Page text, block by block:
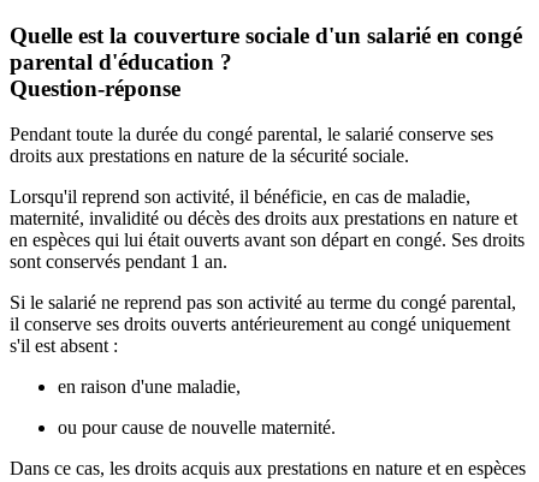
Quelle est la couverture sociale d'un salarié en congé
parental d'éducation ?
Question-réponse
Pendant toute la durée du congé parental, le salarié conserve ses
droits aux prestations en nature de la sécurité sociale.
Lorsqu'il reprend son activité, il bénéficie, en cas de maladie,
maternité, invalidité ou décès des droits aux prestations en nature et
en espèces qui lui était ouverts avant son départ en congé. Ses droits
sont conservés pendant 1 an.
Si le salarié ne reprend pas son activité au terme du congé parental,
il conserve ses droits ouverts antérieurement au congé uniquement
s'il est absent :
en raison d'une maladie,
ou pour cause de nouvelle maternité.
Dans ce cas, les droits acquis aux prestations en nature et en espèces